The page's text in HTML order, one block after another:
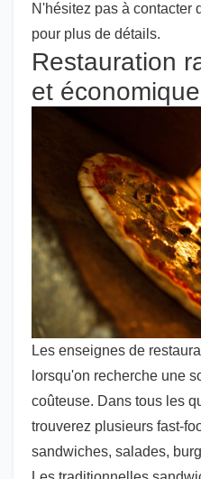
N'hésitez pas à contacter
pour plus de détails.
Restauration
et économique
Les enseignes de
lorsqu'on recherche une
coûteuse. Dans tous les
trouverez plusieurs fast-
sandwiches, salades,